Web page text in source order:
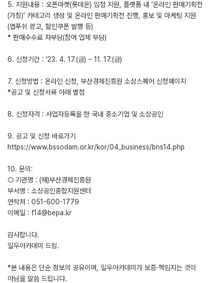
5. 지원내용 : 오픈마켓(롯데온) 입점 지원, 플랫폼 내 ‘온라인 판매기획전
(가칭)’ 카테고리 생성 및 온라인 판매기획전 진행, 홍보 및 마케팅 지원
(앱푸쉬 광고, 할인쿠폰 발행 등)
* 판매수수료 자부담(참여 업체 부담)
6. 신청기간 : ’23. 4. 17.(금) ~ 11. 17.(금)
7. 신청방법 : 온라인 신청, 부산경제진흥원 소삼스퀘어 신청페이지
*공고 및 신청서류 아래 별첨
8. 신청자격 : 사업자등록을 한 국내 중소기업 및 소상공인
9. 공고 및 신청 바로가기
https://www.bssodam.or.kr/kor/04_business/bns14.php
10. 문의:
○ 기관명 : (재)부산경제진흥원
부서명 : 소상공인종합지원센터
연락처 : 051-600-1779
이메일 : f14@bepa.kr
감사합니다.
일우아카데미 드림.
*본 내용은 단순 정보의 공유이며, 일우아카데미가 보증·책임지는 것이
아님을 말씀 드립니다.